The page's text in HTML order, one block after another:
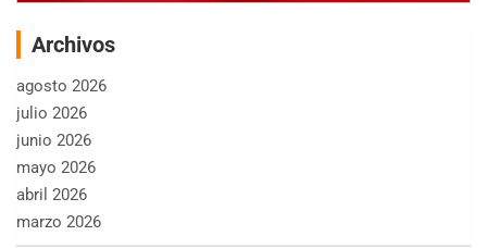
Archivos
agosto 2026
julio 2026
junio 2026
mayo 2026
abril 2026
marzo 2026